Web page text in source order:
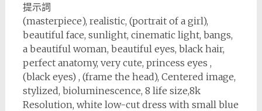
提示詞
(masterpiece), realistic, (portrait of a girl),
beautiful face, sunlight, cinematic light, bangs,
a beautiful woman, beautiful eyes, black hair,
perfect anatomy, very cute, princess eyes ,
(black eyes) , (frame the head), Centered image,
stylized, bioluminescence, 8 life size,8k
Resolution, white low-cut dress with small blue